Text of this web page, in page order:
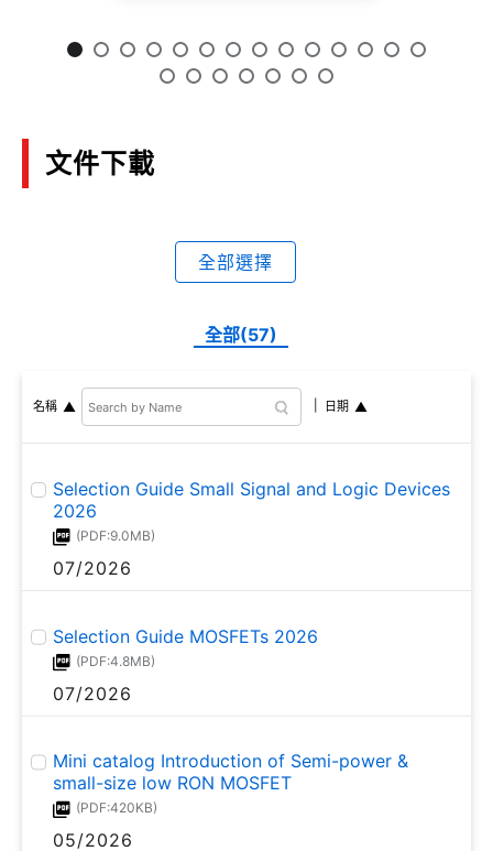
wettable flank structure
contributes to automated
inspection on
文件下載
全部選擇
全部(57)
名稱 日期
Selection Guide Small Signal and Logic Devices
2026
(PDF:9.0MB)
07/2026
Selection Guide MOSFETs 2026
(PDF:4.8MB)
07/2026
Mini catalog Introduction of Semi-power &
small-size low RON MOSFET
(PDF:420KB)
05/2026